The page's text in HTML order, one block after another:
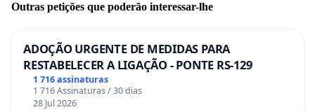
Outras petições que poderão interessar-lhe
ADOÇÃO URGENTE DE MEDIDAS PARA
RESTABELECER A LIGAÇÃO - PONTE RS-129
1 716 assinaturas
1 716 Assinaturas / 30 dias
28 Jul 2026